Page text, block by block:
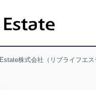
株式会社（リブライフエス